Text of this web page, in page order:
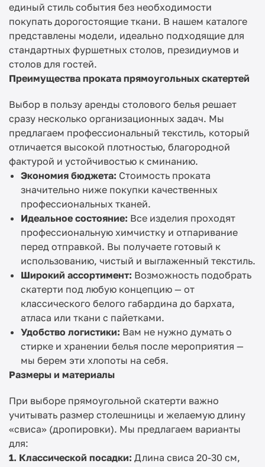
единый стиль события без необходимости
покупать дорогостоящие ткани. В нашем каталоге
представлены модели, идеально подходящие для
стандартных фуршетных столов, президиумов и
столов для гостей.
Преимущества проката прямоугольных скатертей
Выбор в пользу аренды столового белья решает
сразу несколько организационных задач. Мы
предлагаем профессиональный текстиль, который
отличается высокой плотностью, благородной
фактурой и устойчивостью к сминанию.
Экономия бюджета: Стоимость проката
значительно ниже покупки качественных
профессиональных тканей.
Идеальное состояние: Все изделия проходят
профессиональную химчистку и отпаривание
перед отправкой. Вы получаете готовый к
использованию, чистый и выглаженный текстиль.
Широкий ассортимент: Возможность подобрать
скатерти под любую концепцию — от
классического белого габардина до бархата,
атласа или ткани с пайетками.
Удобство логистики: Вам не нужно думать о
стирке и хранении белья после мероприятия —
мы берем эти хлопоты на себя.
Размеры и материалы
При выборе прямоугольной скатерти важно
учитывать размер столешницы и желаемую длину
«свиса» (дропировки). Мы предлагаем варианты
для:
1. Классической посадки: Длина свиса 20-30 см,